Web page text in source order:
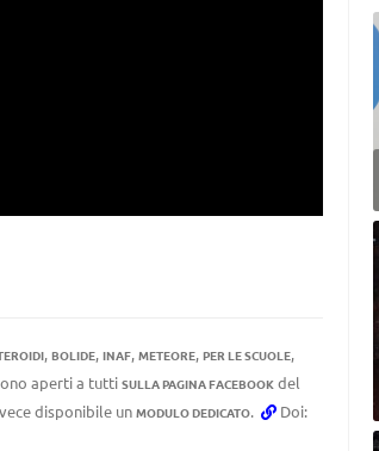
, BOLIDE, INAF, METEORE, PER LE SCUOLE,
aperti a tuttiSULLA PAGINA FACEBOOKdel
disponibile unMODULO DEDICATO. Doi: